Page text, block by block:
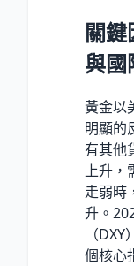
關
與國
黃金以
明顯的
有其他
上升，
走弱時
升。
（
個核心